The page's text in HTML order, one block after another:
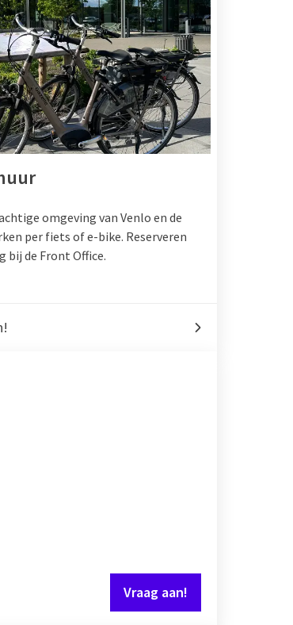
omgeving van Venlo en de
per fiets of e-bike. Reserveren
bij de Front Office.
Vraag aan!